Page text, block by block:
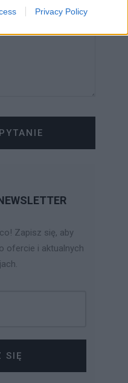
Privacy Policy
Zapisz się, aby
ofercie i aktualnych
SIĘ